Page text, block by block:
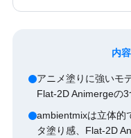
内
アニメ塗りに強いモ
Flat-2D Animergeの3
ambientmixは立体的
タ塗り感、Flat-2D